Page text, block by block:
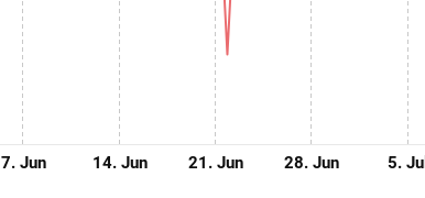
7. Jun 14. Jun 21. Jun 28. Jun 5. Jul